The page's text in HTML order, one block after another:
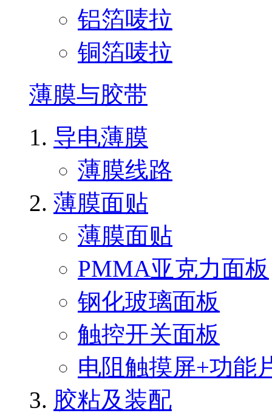
铝箔唛拉
铜箔唛拉
薄膜与胶带
导电薄膜
薄膜线路
薄膜面贴
薄膜面贴
PMMA亚克力面板
钢化玻璃面板
触控开关面板
电阻触摸屏+功能
胶粘及装配